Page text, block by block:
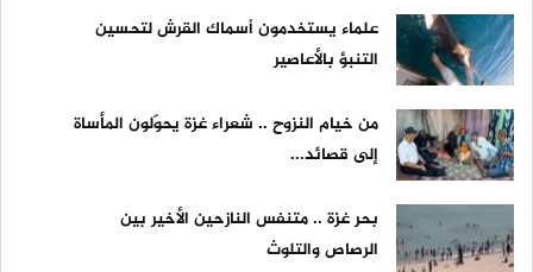
علماء يستخدمون أسماك القرش لتحسين
التنبؤ بالأعاصير
من خيام النزوح .. شعراء غزة يحوّلون المأساة
إلى قصائد...
بحر غزة .. متنفس النازحين الأخير بين
الرصاص والتلوث